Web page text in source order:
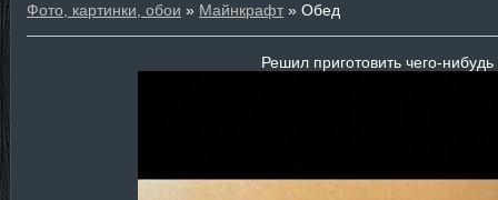
Фото, картинки, обои » Майнкрафт » Обед
Решил приготовить чего-